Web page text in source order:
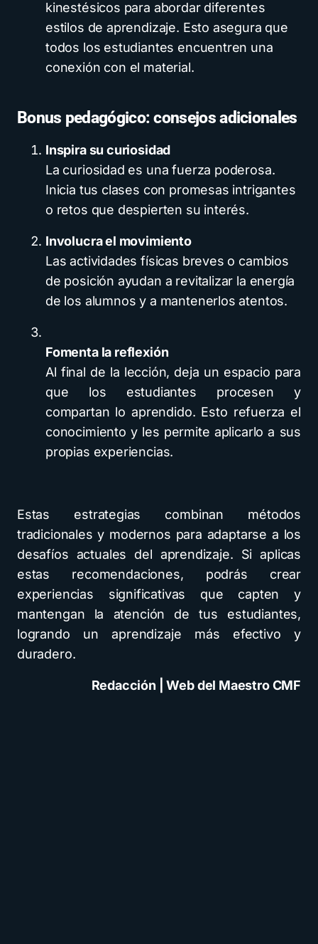
kinestésicos para abordar diferentes
estilos de aprendizaje. Esto asegura que
todos los estudiantes encuentren una
conexión con el material.
Bonus pedagógico: consejos adicionales
Inspira su curiosidad
La curiosidad es una fuerza poderosa.
Inicia tus clases con promesas intrigantes
o retos que despierten su interés.
Involucra el movimiento
Las actividades físicas breves o cambios
de posición ayudan a revitalizar la energía
de los alumnos y a mantenerlos atentos.
Fomenta la reflexión
Al final de la lección, deja un espacio para
que los estudiantes procesen y
compartan lo aprendido. Esto refuerza el
conocimiento y les permite aplicarlo a sus
propias experiencias.
Estas estrategias combinan métodos
tradicionales y modernos para adaptarse a los
desafíos actuales del aprendizaje. Si aplicas
estas recomendaciones, podrás crear
experiencias significativas que capten y
mantengan la atención de tus estudiantes,
logrando un aprendizaje más efectivo y
duradero.
Redacción | Web del Maestro CMF